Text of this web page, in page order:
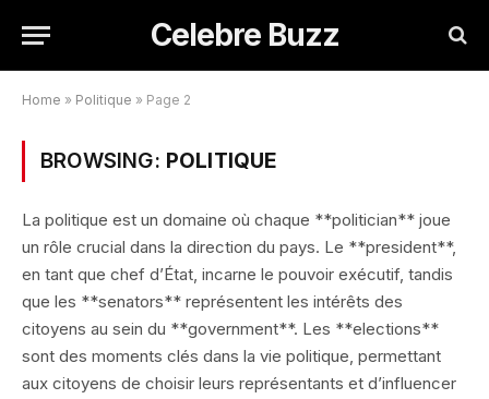
Celebre Buzz
Home » Politique » Page 2
BROWSING: POLITIQUE
La politique est un domaine où chaque **politician** joue
un rôle crucial dans la direction du pays. Le **president**,
en tant que chef d’État, incarne le pouvoir exécutif, tandis
que les **senators** représentent les intérêts des
citoyens au sein du **government**. Les **elections**
sont des moments clés dans la vie politique, permettant
aux citoyens de choisir leurs représentants et d’influencer